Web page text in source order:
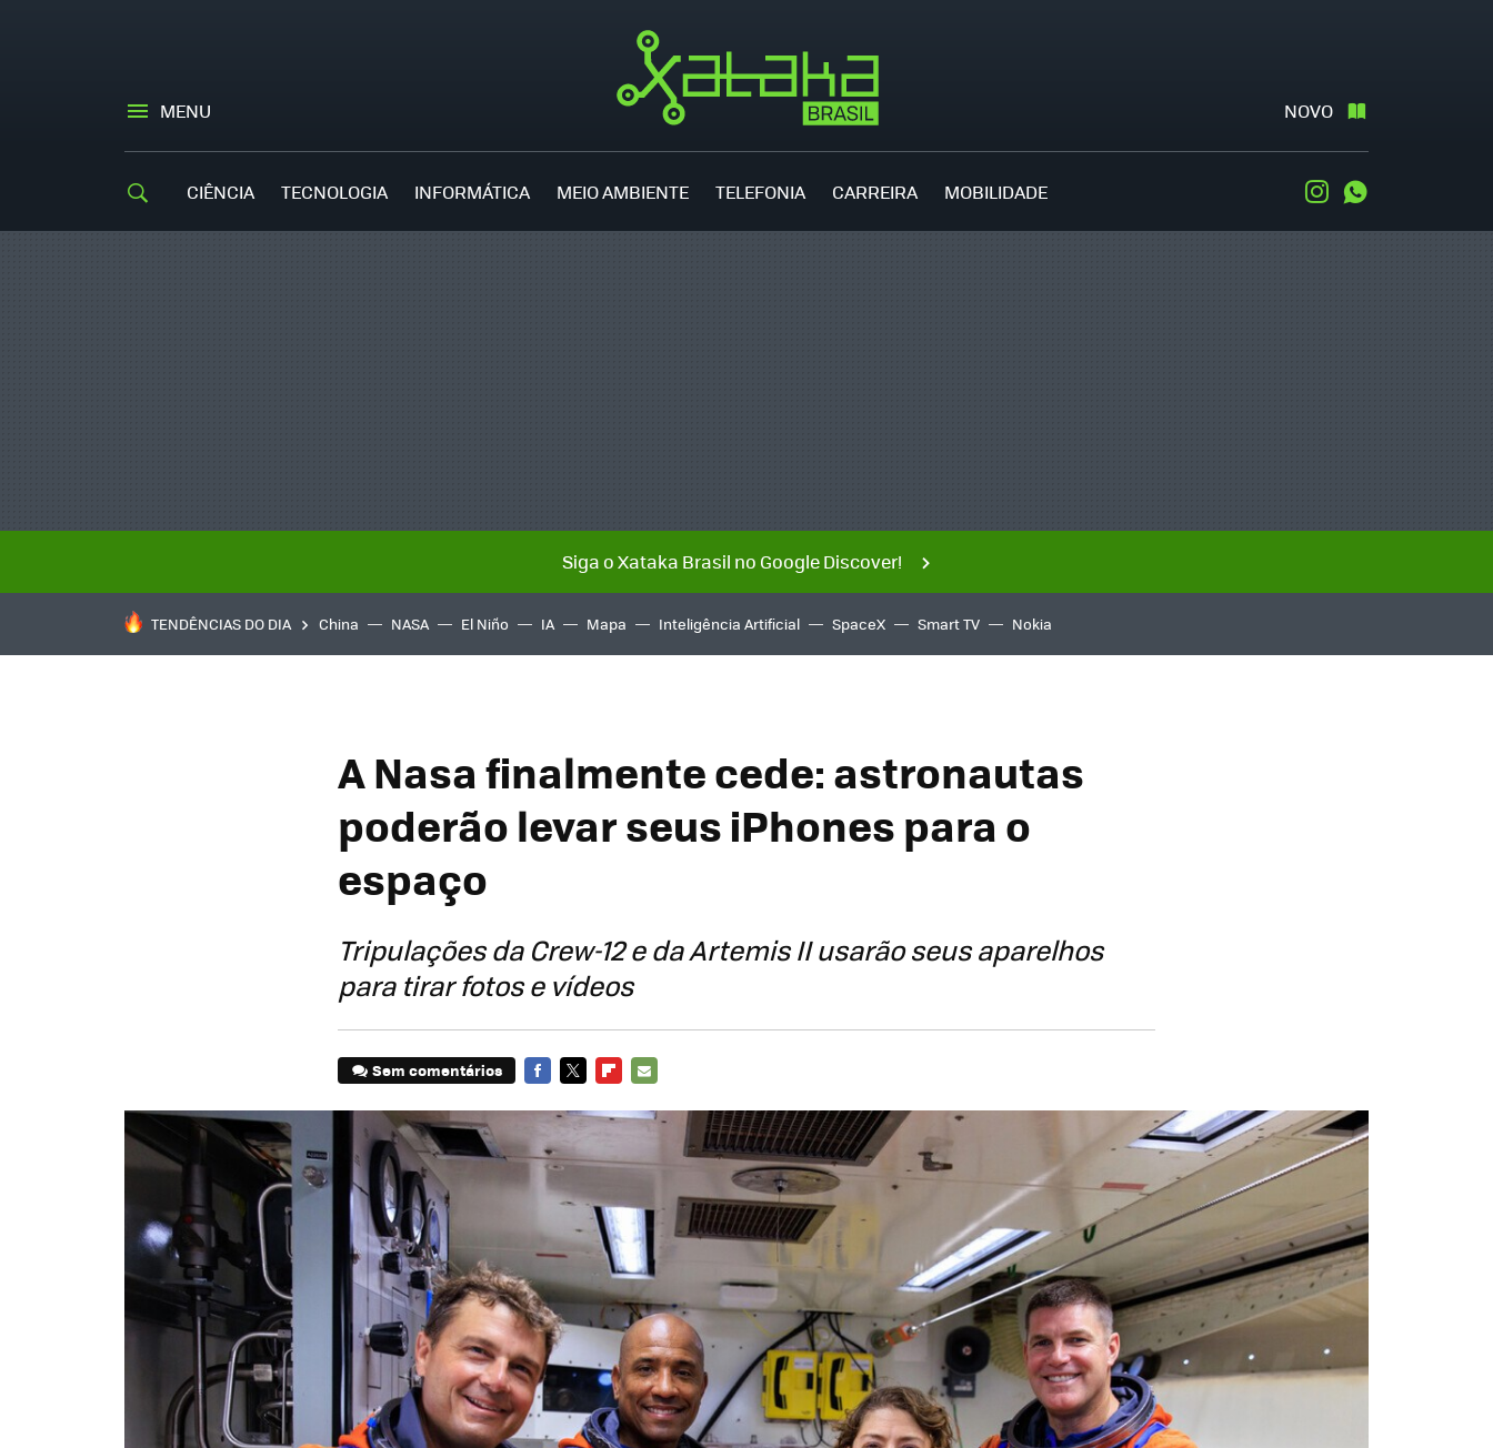
MENU NOVO
CIÊNCIA TECNOLOGIA INFORMÁTICA MEIO AMBIENTE TELEFONIA CARREIRA MOBILIDADE Instagram
Siga o Xataka Brasil no Google Discover!
TENDÊNCIAS DO DIA China NASA El Niño IA Mapa Inteligência Artificial SpaceX Smart TV Nokia
A Nasa finalmente cede: astronautas
poderão levar seus iPhones para o
espaço
Tripulações da Crew-12 e da Artemis II usarão seus aparelhos
para tirar fotos e vídeos
Sem comentários
MAIL